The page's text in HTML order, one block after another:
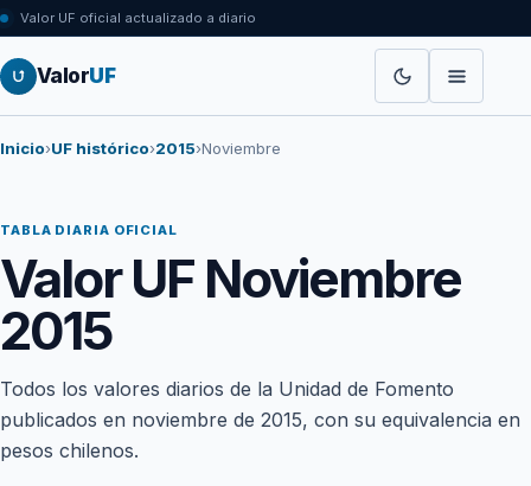
Valor UF oficial actualizado a diario
ValorUF
Inicio›UF histórico›2015›Noviembre
TABLA DIARIA OFICIAL
Valor UF Noviembre
2015
Todos los valores diarios de la Unidad de Fomento
publicados en noviembre de 2015, con su equivalencia en
pesos chilenos.